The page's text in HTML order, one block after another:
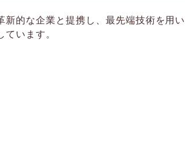
的な企業と提携し、最先端技術を用
います。